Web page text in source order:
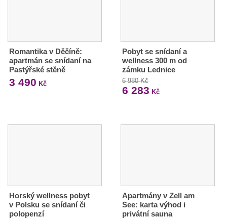
Romantika v Děčíně:
apartmán se snídaní na
Pastýřské stěně
3 490 Kč
Pobyt se snídaní a
wellness 300 m od
zámku Lednice
6 980 Kč
6 283 Kč
Horský wellness pobyt
v Polsku se snídaní či
polopenzí
Apartmány v Zell am
See: karta výhod i
privátní sauna